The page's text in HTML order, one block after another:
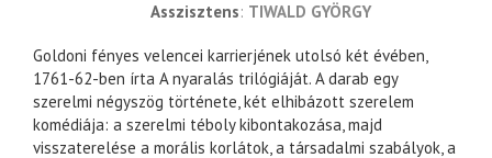
asszisztens TIWALD GYÖRGY
Goldoni fényes velencei karrierjének utolsó két évében,
1761-62-ben írta A nyaralás trilógiáját. A darab egy
szerelmi négyszög története, két elhibázott szerelem
komédiája: a szerelmi téboly kibontakozása, majd
visszaterelése a morális korlátok, a társadalmi szabályok, a